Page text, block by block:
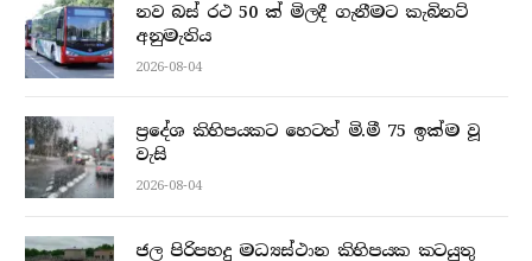
නව බස් රථ 50 ක් මිලදී ගැනීමට කැබිනට්
අනුමැතිය
2026-08-04
ප්‍රදේශ කිහිපයකට හෙටත් මි.මී 75 ඉක්ම වූ
වැසි
2026-08-04
ජල පිරිපහදු මධ්‍යස්ථාන කිහිපයක කටයුතු